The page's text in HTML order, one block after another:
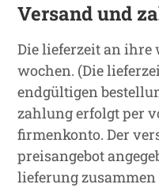
Versand und
Die lieferzeit an ihre
wochen. (Die
endgültigen
zahlung erfolgt per
firmenkonto. Der
preisangebot
lieferung